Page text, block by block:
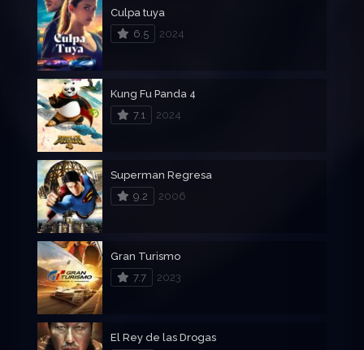
Culpa tuya
6.5
2024
Kung Fu Panda 4
7.1
2024
Superman Regresa
9.2
2006
Gran Turismo
7.7
2023
El Rey de las Drogas